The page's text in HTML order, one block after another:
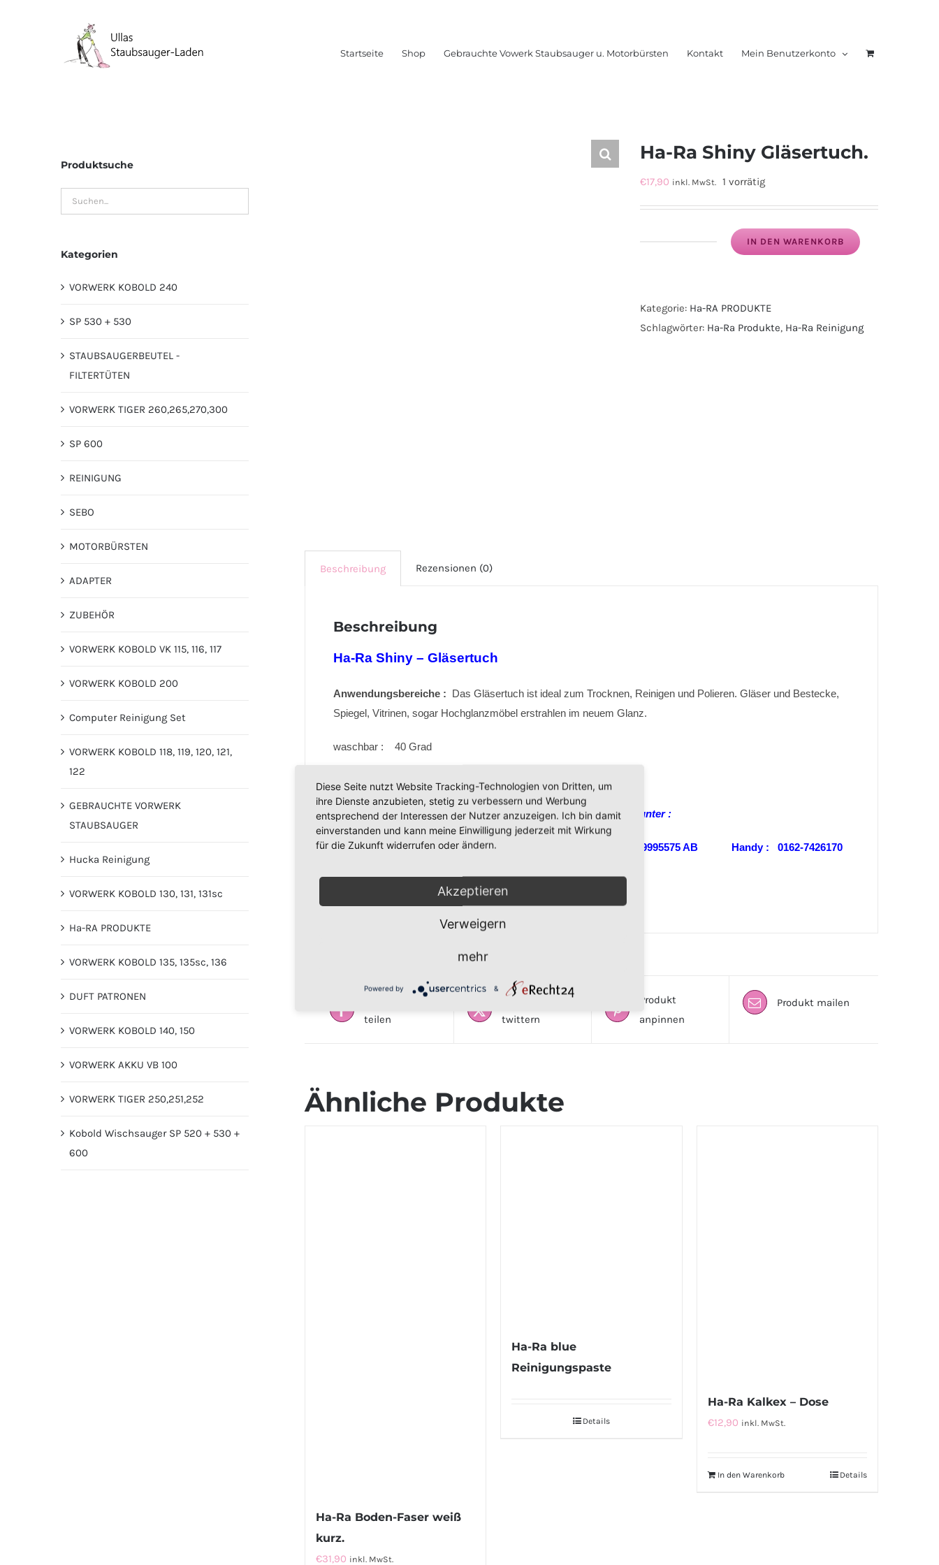
Startseite Shop Gebrauchte Vowerk Staubsauger u. Motorbürsten Kontakt Mein Benutzerkonto
Ha-Ra Shiny Gläsertuch.
€17,90 inkl. MwSt. 1 vorrätig
Gläsertuch.
Menge
IN DEN WARENKORB
Kategorie: Ha-RA PRODUKTE
Schlagwörter: Ha-Ra Produkte, Ha-Ra Reinigung
Beschreibung Rezensionen (0)
Beschreibung
Ha-Ra Shiny – Gläsertuch
Anwendungsbereiche : Das Gläsertuch ist ideal zum Trocknen, Reinigen und Polieren. Gläser und Bestecke,
Spiegel, Vitrinen, sogar Hochglanzmöbel erstrahlen im neuem Glanz.
waschbar : 40 Grad
Größe : ca 56 x 40 cm
Für Ha-Ra Beratung – Bestellung – Verkauf erreichen Sie uns unter :
E-Mail : info@ullas-staubsauger-laden.de Telefon : 0202-29995575 AB Handy : 0162-7426170
Auf Facebook
teilen
Produkt
twittern
Produkt
anpinnen
Produkt mailen
Ähnliche Produkte
Ha-Ra Boden-Faser weiß
kurz.
€31,90 inkl. MwSt.
Ha-Ra blue
Reinigungspaste
Details
Ha-Ra Kalkex – Dose
€12,90 inkl. MwSt.
In den Warenkorb Details
Produktsuche
Kategorien
VORWERK KOBOLD 240
SP 530 + 530
STAUBSAUGERBEUTEL -
FILTERTÜTEN
VORWERK TIGER 260,265,270,300
SP 600
REINIGUNG
SEBO
MOTORBÜRSTEN
ADAPTER
ZUBEHÖR
VORWERK KOBOLD VK 115, 116, 117
VORWERK KOBOLD 200
Computer Reinigung Set
VORWERK KOBOLD 118, 119, 120, 121,
122
GEBRAUCHTE VORWERK
STAUBSAUGER
Hucka Reinigung
VORWERK KOBOLD 130, 131, 131sc
Ha-RA PRODUKTE
VORWERK KOBOLD 135, 135sc, 136
DUFT PATRONEN
VORWERK KOBOLD 140, 150
VORWERK AKKU VB 100
VORWERK TIGER 250,251,252
Kobold Wischsauger SP 520 + 530 +
600
Diese Seite nutzt Website Tracking-Technologien von Dritten, um
ihre Dienste anzubieten, stetig zu verbessern und Werbung
entsprechend der Interessen der Nutzer anzuzeigen. Ich bin damit
einverstanden und kann meine Einwilligung jederzeit mit Wirkung
für die Zukunft widerrufen oder ändern.
Akzeptieren
Verweigern
mehr
Powered by &